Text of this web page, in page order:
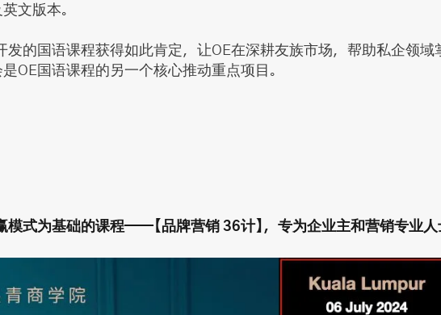
文版本。
的国语课程获得如此肯定，让OE在深耕友族市场，帮助私企领域
OE国语课程的另一个核心推动重点项目。
模式为基础的课程——【品牌营销 36计】，专为企业主和营销专业人